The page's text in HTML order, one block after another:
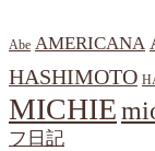
Abe AMERICANA
HASHIMOTO
MICHIE
フ日記